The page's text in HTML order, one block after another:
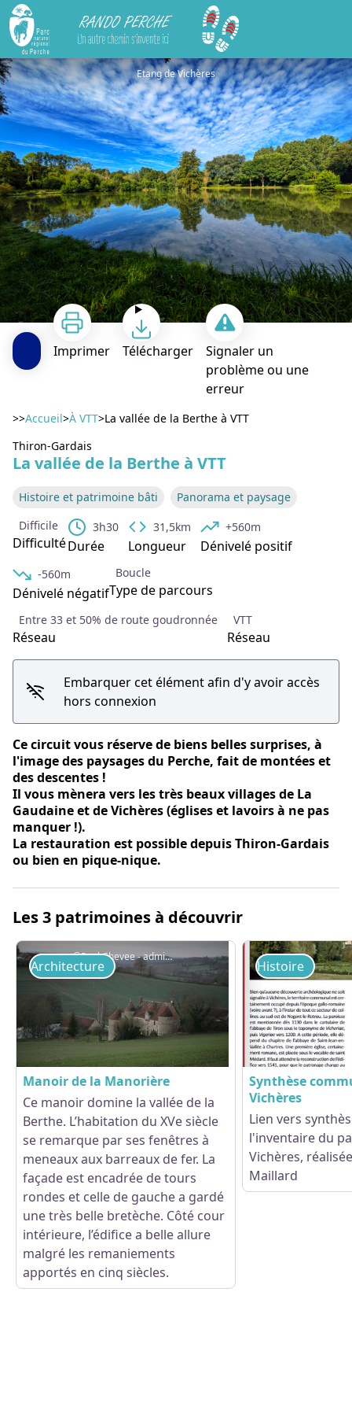
Rando Perche
La vallée de la Berthe à VTTEtang de Vichères
Voir l'image en plein écran
Imprimer Télécharger
Signaler un
problème ou une
erreur
>>Accueil>À VTT>La vallée de la Berthe à VTT
Thiron-Gardais
La vallée de la Berthe à VTT
Histoire et patrimoine bâti
Panorama et paysage
Difficile
Difficulté
3h30
Durée
31,5km
Longueur
+560m
Dénivelé positif
-560m
Dénivelé négatif
Boucle
Type de parcours
Entre 33 et 50% de route goudronnée
Réseau
VTT
Réseau
Embarquer cet élément afin d'y avoir accès
hors connexion
Ce circuit vous réserve de biens belles surprises, à
l'image des paysages du Perche, fait de montées et
des descentes !
Il vous mènera vers les très beaux villages de La
Gaudaine et de Vichères (églises et lavoirs à ne pas
manquer !).
La restauration est possible depuis Thiron-Gardais
ou bien en pique-nique.
Les 3 patrimoines à découvrir
©Paul Chevee - admin-pnrp
Voir l'image en plein écran
Architecture
Manoir de la Manorière
Ce manoir domine la vallée de la
Berthe. L’habitation du XVe siècle
se remarque par ses fenêtres à
meneaux aux barreaux de fer. La
façade est encadrée de tours
rondes et celle de gauche a gardé
une très belle bretèche. Côté cour
intérieure, l’édifice a belle allure
malgré les remaniements
apportés en cinq siècles.
Histoire
Synthèse
Vichères
Lien vers
l'inventaire du
Vichères,
Maillard